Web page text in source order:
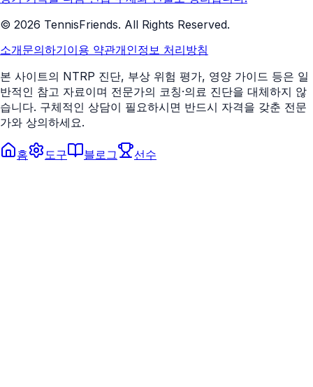
© 2026 TennisFriends. All Rights Reserved.
소개문의하기이용 약관개인정보 처리방침
본 사이트의 NTRP 진단, 부상 위험 평가, 영양 가이드 등은 일
반적인 참고 자료이며 전문가의 코칭·의료 진단을 대체하지 않
습니다. 구체적인 상담이 필요하시면 반드시 자격을 갖춘 전문
가와 상의하세요.
홈 도구 블로그 선수